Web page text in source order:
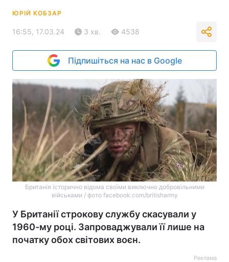
ЮРІЙ КОБЗАР
16:55, 17.03.24 3 хв. 4538
Підпишіться на нас в Google
Британія історично відома своїми виключно добровільними
військами / фото facebook.com/britisharmy
У Британії строкову службу скасували у
1960-му році. Запроваджували її лише на
початку обох світових воєн.
Реклама